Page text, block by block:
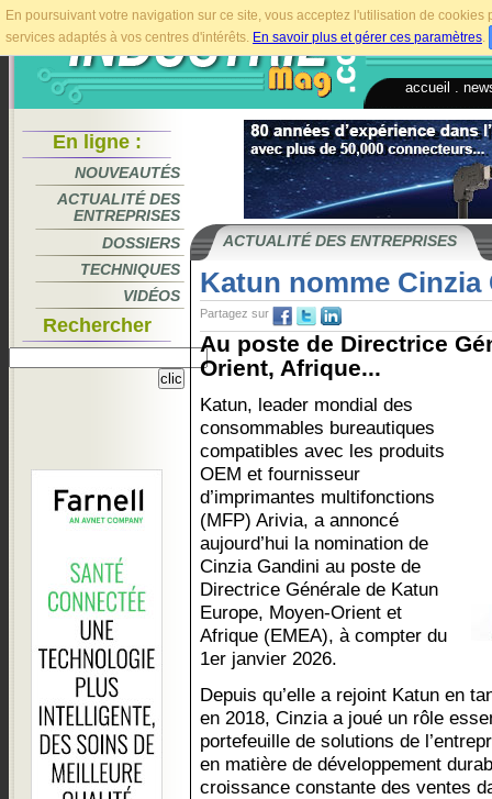
En poursuivant votre navigation sur ce site, vous acceptez l'utilisation de
services adaptés à vos centres d'intérêts. En savoir plus et gérer ces paramètres.
accueil
En ligne :
NOUVEAUTÉS
ACTUALITÉ DES
ENTREPRISES
DOSSIERS
TECHNIQUES
VIDÉOS
Rechercher
ACTUALITÉ DES ENTREPRISES
Katun nomme Cinzia
Partagez sur
Au poste de Directrice
Orient, Afrique...
Katun, leader mondial des
consommables bureautiques
compatibles avec les produits
OEM et fournisseur
d’imprimantes multifonctions
(MFP) Arivia, a annoncé
aujourd’hui la nomination de
Cinzia Gandini au poste de
Directrice Générale de Katun
Europe, Moyen-Orient et
Afrique (EMEA), à compter du
1er janvier 2026.
Depuis qu’elle a rejoint Katun en
en 2018, Cinzia a joué un rôle
portefeuille de solutions de
en matière de développement
croissance constante des ventes